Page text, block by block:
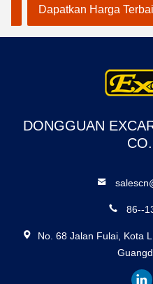
Dapatkan Harga Terbaik
DONGGUAN
86--
No. 68 Jalan Fulai, Kota